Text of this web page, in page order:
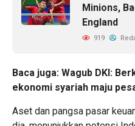
Minions,
England
919
Baca juga: Wagub DKI:
ekonomi syariah maju
Aset dan pangsa pasar